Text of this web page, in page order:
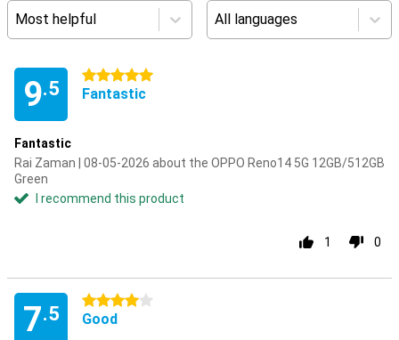
Most helpful All languages
9.5
5 stars
Fantastic
Fantastic
Rai Zaman | 08-05-2026 about the OPPO Reno14 5G 12GB/512GB
Green
I recommend this product
1 0
7.5
4 stars
Good